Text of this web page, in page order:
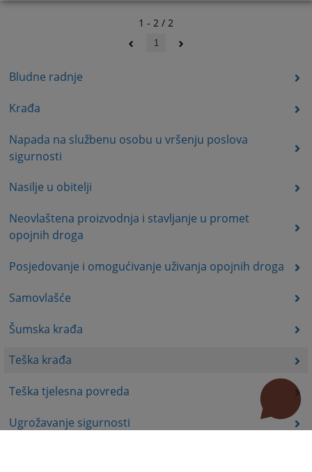
Bludne radnje
Krađa
Napada na službenu osobu u vršenju poslova
sigurnosti
Nasilje u obitelji
Neovlaštena proizvodnja i stavljanje u promet
opojnih droga
Posjedovanje i omogućivanje uživanja opojnih droga
Samovlašće
Šumska krađa
Teška krađa
Teška tjelesna povreda
Ugrožavanje sigurnosti
1 - 2 / 2
1